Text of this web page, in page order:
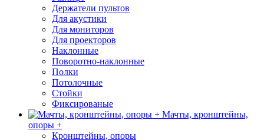
Держатели пультов
Для акустики
Для мониторов
Для проекторов
Наклонные
Поворотно-наклонные
Полки
Потолочные
Стойки
Фиксированые
Мачты, кронштейны,
опоры +
Кронштейны, опоры